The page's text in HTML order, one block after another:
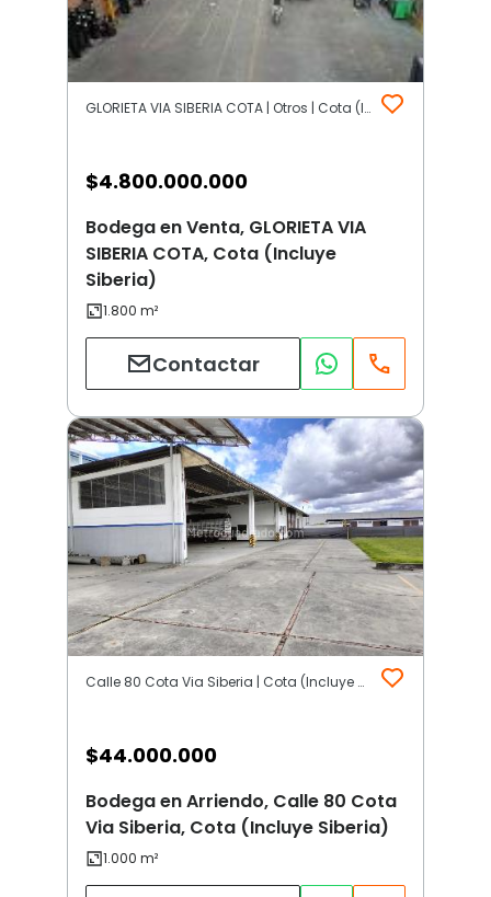
GLORIETA VIA SIBERIA COTA | Otros | Cota (Incluye Siberia)
$4.800.000.000
Bodega en Venta, GLORIETA VIA
SIBERIA COTA, Cota (Incluye
Siberia)
Contactar
Calle 80 Cota Via Siberia | Cota (Incluye Siberia)
$44.000.000
Bodega en Arriendo, Calle 80 Cota
Via Siberia, Cota (Incluye Siberia)